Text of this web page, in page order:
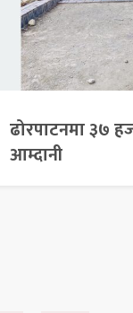
ढोरपाटनमा ३७
आम्दानी